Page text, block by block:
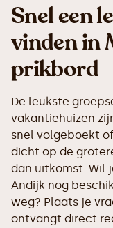
Snel een
vinden in
prikbord
De leukste
vakantiehuizen
snel volgeboekt
dicht op de
dan uitkomst. Wil
Andijk nog
weg? Plaats je
ontvangt direct